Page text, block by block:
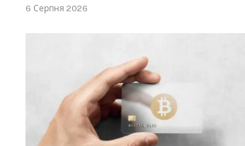
6 Серпня 2026